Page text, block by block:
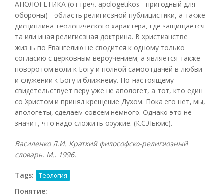
АПОЛОГЕТИКА (от греч. apologetikos - пригодный для
обороны) - область религиозной публицистики, а также
дисциплина теологического характера, где защищается
та или иная религиозная доктрина. В христианстве
жизнь по Евангелию не сводится к одному только
согласию с церковным вероучением, а является также
поворотом воли к Богу и полной самоотдачей в любви
и служении к Богу и ближнему. По-настоящему
свидетельствует веру уже не апологет, а тот, кто един
со Христом и принял крещение Духом. Пока его нет, мы,
апологеты, сделаем совсем немного. Однако это не
значит, что надо сложить оружие. (К.С.Льюис).
Василенко Л.И. Краткий философско-религиозный
словарь. М., 1996.
Tags: Теология
Понятие: